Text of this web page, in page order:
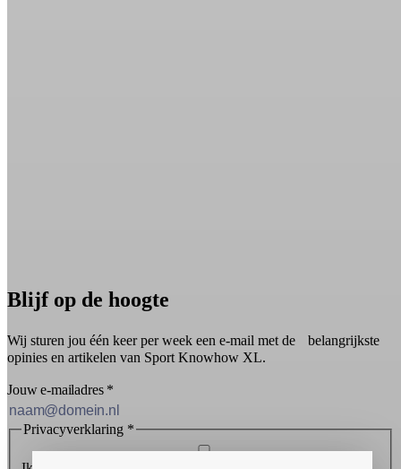
Blijf op de hoogte
Wij sturen jou één keer per week een e-mail met de belangrijkste
opinies en artikelen van Sport Knowhow XL.
Jouw e-mailadres *
Privacyverklaring *